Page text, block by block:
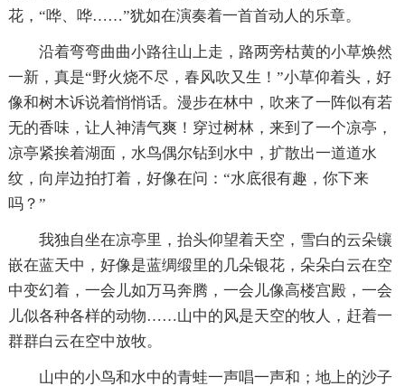
花，“哗、哗……”犹如在演奏着一首首动人的乐章。
沿着弯弯曲曲小路往山上走，路两旁枯黄的小草焕然
一新，真是“野火烧不尽，春风吹又生！”小草仰着头，好
像和树木诉说着悄悄话。漫步在林中，吹来了一阵似有若
无的香味，让人神清气爽！穿过树林，来到了一个凉亭，
凉亭紧挨着湖面，水鸟偶尔钻到水中，扩散出一道道水
纹，向岸边拍打着，好像在问：“水底很有趣，你下来
吗？”
我独自坐在凉亭里，抬头仰望着天空，雪白的云朵镶
嵌在蓝天中，好像是蓝绸缎里的几朵银花，朵朵白云在空
中变幻着，一会儿如万马奔腾，一会儿像高楼宫殿，一会
儿似各种各样的动物……山中的风是天空的牧人，赶着一
群群白云在空中放牧。
山中的小鸟和水中的青蛙一声唱一声和；地上的沙子